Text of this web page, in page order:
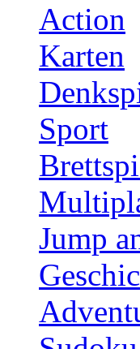
Action
Karten
Sport
Jump